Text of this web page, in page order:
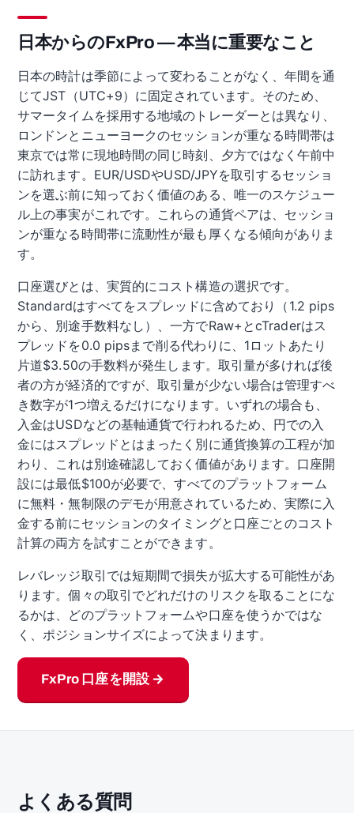
日本からのFxPro — 本当に重要なこと
日本の時計は季節によって変わることがなく、年間を通
じてJST（UTC+9）に固定されています。そのため、
サマータイムを採用する地域のトレーダーとは異なり、
ロンドンとニューヨークのセッションが重なる時間帯は
東京では常に現地時間の同じ時刻、夕方ではなく午前中
に訪れます。EUR/USDやUSD/JPYを取引するセッショ
ンを選ぶ前に知っておく価値のある、唯一のスケジュー
ル上の事実がこれです。これらの通貨ペアは、セッショ
ンが重なる時間帯に流動性が最も厚くなる傾向がありま
す。
口座選びとは、実質的にコスト構造の選択です。
Standardはすべてをスプレッドに含めており（1.2 pips
から、別途手数料なし）、一方でRaw+とcTraderはス
プレッドを0.0 pipsまで削る代わりに、1ロットあたり
片道$3.50の手数料が発生します。取引量が多ければ後
者の方が経済的ですが、取引量が少ない場合は管理すべ
き数字が1つ増えるだけになります。いずれの場合も、
入金はUSDなどの基軸通貨で行われるため、円での入
金にはスプレッドとはまったく別に通貨換算の工程が加
わり、これは別途確認しておく価値があります。口座開
設には最低$100が必要で、すべてのプラットフォーム
に無料・無制限のデモが用意されているため、実際に入
金する前にセッションのタイミングと口座ごとのコスト
計算の両方を試すことができます。
レバレッジ取引では短期間で損失が拡大する可能性があ
ります。個々の取引でどれだけのリスクを取ることにな
るかは、どのプラットフォームや口座を使うかではな
く、ポジションサイズによって決まります。
FxPro 口座を開設 →
よくある質問